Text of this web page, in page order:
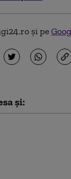
și pe
și: